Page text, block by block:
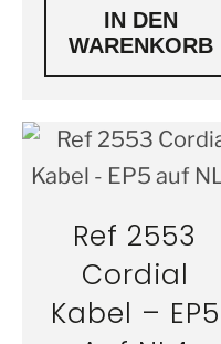
IN DEN
WARENKORB
Ref 2553
Cordial
Kabel – EP5